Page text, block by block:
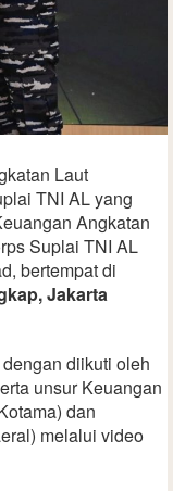
Laut
TNI AL yang
Angkatan
Suplai TNI AL
bertempat di
Jakarta
diikuti oleh
unsur Keuangan
dan
melalui video